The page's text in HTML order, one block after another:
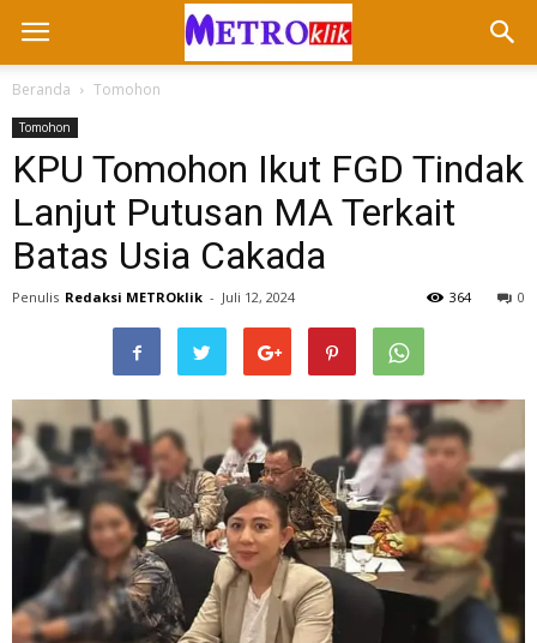
Beranda Tomohon
Tomohon
KPU Tomohon Ikut FGD Tindak
Lanjut Putusan MA Terkait
Batas Usia Cakada
Penulis Redaksi METROklik - Juli 12, 2024 0
364